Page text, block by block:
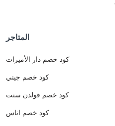
المتاجر
كود خصم دار الأميرات
كود خصم جيني
كود خصم قولدن سنت
كود خصم اناس